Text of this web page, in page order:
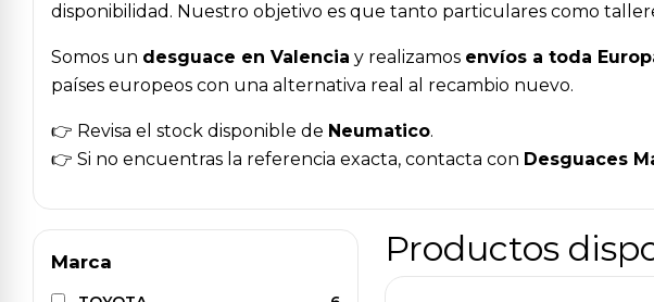
disponibilidad. Nuestro objetivo es que tanto particulares como
Somos un desguace en Valencia y realizamos envíos a toda
países europeos con una alternativa real al recambio nuevo.
👉 Revisa el stock disponible de Neumatico.
👉 Si no encuentras la referencia exacta, contacta con Desguaces
Marca Productos